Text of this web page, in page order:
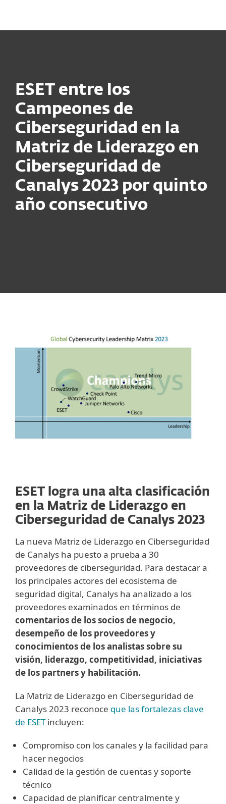
ESET entre los
Campeones de
Ciberseguridad en la
Matriz de Liderazgo en
Ciberseguridad de
Canalys 2023 por quinto
año consecutivo
ESET logra una alta clasificación
en la Matriz de Liderazgo en
Ciberseguridad de Canalys 2023
La nueva Matriz de Liderazgo en Ciberseguridad
de Canalys ha puesto a prueba a 30
proveedores de ciberseguridad. Para destacar a
los principales actores del ecosistema de
seguridad digital, Canalys ha analizado a los
proveedores examinados en términos de
comentarios de los socios de negocio,
desempeño de los proveedores y
conocimientos de los analistas sobre su
visión, liderazgo, competitividad, iniciativas
de los partners y habilitación.
La Matriz de Liderazgo en Ciberseguridad de
Canalys 2023 reconoce que las fortalezas clave
de ESETincluyen:
Compromiso con los canales y la facilidad para
hacer negocios
Calidad de la gestión de cuentas y soporte
técnico
Capacidad de planificar centralmente y